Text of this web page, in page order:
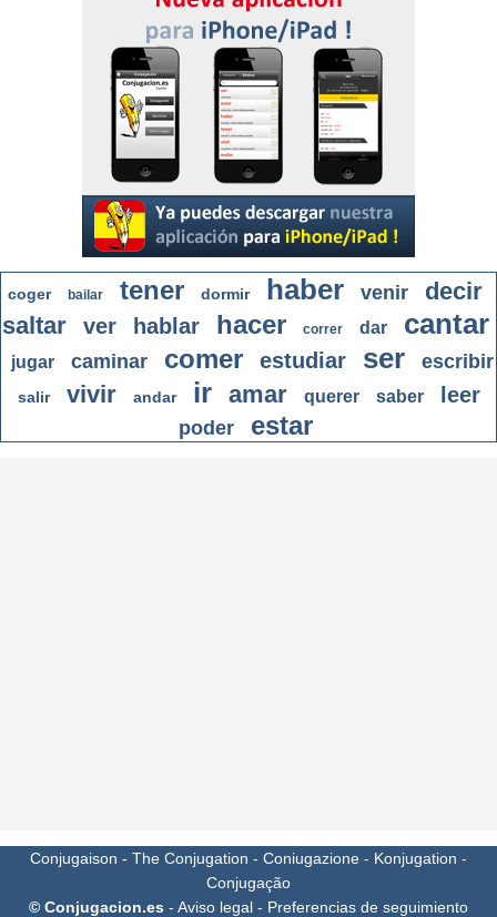
coger bailar tener dormir haber venir
decir
saltar
ver hablar hacer correr dar cantar
jugar caminar comer estudiar ser escribir
salir vivir andar ir amar querer saber leer
poder estar
Conjugaison - The Conjugation - Coniugazione - Konjugation -
Conjugação
© Conjugacion.es - Aviso legal - Preferencias de seguimiento